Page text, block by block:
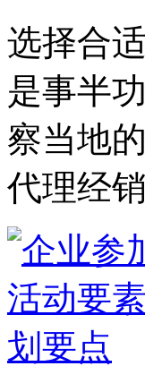
选择合
是事半
察当地
代理经